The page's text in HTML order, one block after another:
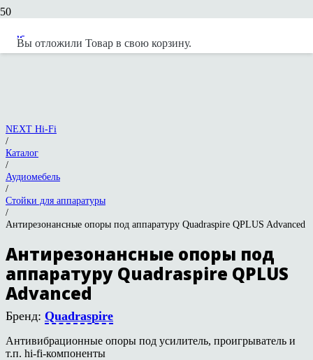
Вы отложили Товар в свою корзину.
NEXT Hi-Fi
/
Каталог
/
Аудиомебель
/
Стойки для аппаратуры
/
Антирезонансные опоры под аппаратуру Quadraspire QPLUS Advanced
Антирезонансные опоры под
аппаратуру Quadraspire QPLUS
Advanced
Бренд: Quadraspire
Антивибрационные опоры под усилитель, проигрыватель и
т.п. hi-fi-компоненты